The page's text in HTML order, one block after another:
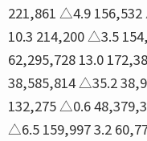
221,861 △4.9
10.3 214,200 △3.5
62,295,728 13.0
38,585,814 △35.2
132,275 △0.6
△6.5 159,997 3.2